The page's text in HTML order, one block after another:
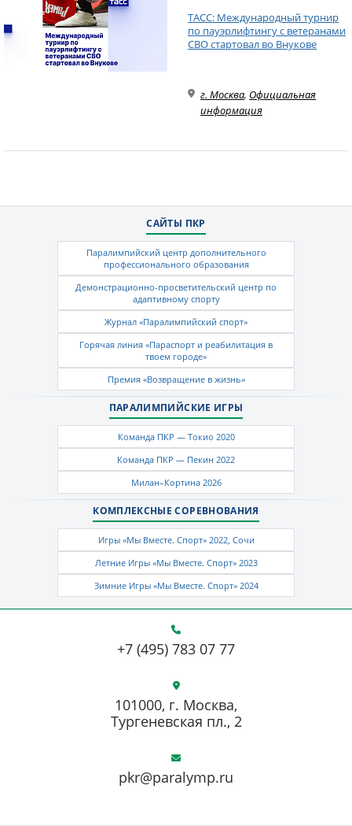
ТАСС: Международный турнир
по пауэрлифтингу с ветеранами
СВО стартовал во Внукове
г. Москва, Официальная
информация
САЙТЫ ПКР
Паралимпийский центр дополнительного
профессионального образования
Демонстрационно-просветительский центр по
адаптивному спорту
Журнал «Паралимпийский спорт»
Горячая линия «Параспорт и реабилитация в
твоем городе»
Премия «Возвращение в жизнь»
ПАРАЛИМПИЙСКИЕ ИГРЫ
Команда ПКР — Токио 2020
Команда ПКР — Пекин 2022
Милан–Кортина 2026
КОМПЛЕКСНЫЕ СОРЕВНОВАНИЯ
Игры «Мы Вместе. Спорт» 2022, Сочи
Летние Игры «Мы Вместе. Спорт» 2023
Зимние Игры «Мы Вместе. Спорт» 2024
+7 (495) 783 07 77
pkr@paralymp.ru
101000, г. Москва,
Тургеневская пл., 2